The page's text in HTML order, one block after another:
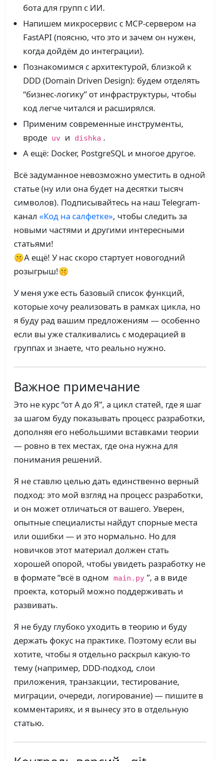
бота для групп с ИИ.
Напишем микросервис с MCP-сервером на
FastAPI (поясню, что это и зачем он нужен,
когда дойдём до интеграции).
Познакомимся с архитектурой, близкой к
DDD (Domain Driven Design): будем отделять
“бизнес-логику” от инфраструктуры, чтобы
код легче читался и расширялся.
Применим современные инструменты,
вроде uv и dishka .
А ещё: Docker, PostgreSQL и многое другое.
Всё задуманное невозможно уместить в одной
статье (ну или она будет на десятки тысяч
символов). Подписывайтесь на наш Telegram-
канал «Код на салфетке», чтобы следить за
новыми частями и другими интересными
статьями!
🤫А ещё! У нас скоро стартует новогодний
розыгрыш!🤫
У меня уже есть базовый список функций,
которые хочу реализовать в рамках цикла, но
я буду рад вашим предложениям — особенно
если вы уже сталкивались с модерацией в
группах и знаете, что реально нужно.
Важное примечание
Это не курс “от А до Я”, а цикл статей, где я шаг
за шагом буду показывать процесс разработки,
дополняя его небольшими вставками теории
— ровно в тех местах, где она нужна для
понимания решений.
Я не ставлю целью дать единственно верный
подход: это мой взгляд на процесс разработки,
и он может отличаться от вашего. Уверен,
опытные специалисты найдут спорные места
или ошибки — и это нормально. Но для
новичков этот материал должен стать
хорошей опорой, чтобы увидеть разработку не
в формате “всё в одном
main.py ”, а в виде
проекта, который можно поддерживать и
развивать.
Я не буду глубоко уходить в теорию и буду
держать фокус на практике. Поэтому если вы
хотите, чтобы я отдельно раскрыл какую-то
тему (например, DDD-подход, слои
приложения, транзакции, тестирование,
миграции, очереди, логирование) — пишите в
комментариях, и я вынесу это в отдельную
статью.